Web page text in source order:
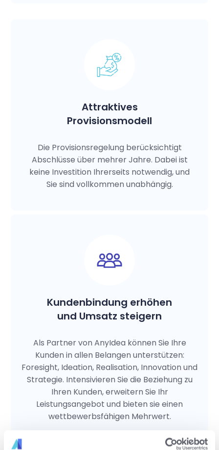
Attraktives
Provisionsmodell
Die Provisionsregelung berücksichtigt
Abschlüsse über mehrer Jahre. Dabei ist
keine Investition Ihrerseits notwendig, und
Sie sind vollkommen unabhängig.
Kundenbindung erhöhen
und Umsatz steigern
Als Partner von AnyIdea können Sie Ihre
Kunden in allen Belangen unterstützen:
Foresight, Ideation, Realisation, Innovation und
Strategie. Intensivieren Sie die Beziehung zu
Ihren Kunden, erweitern Sie Ihr
Leistungsangebot und bieten sie einen
wettbewerbsfähigen Mehrwert.